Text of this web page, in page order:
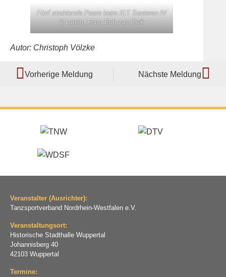
Fünf strahlende Paare beim IET Senioren IV
S Latein, Foto: Bob van Ooik
Autor: Christoph Völzke
Vorherige Meldung Nächste Meldung
Veranstalter (Ausrichter):
Tanzsportverband Nordrhein-Westfalen e.V.
Veranstaltungsort:
Historische Stadthalle Wuppertal
Johannisberg 40
42103 Wuppertal
Termine: